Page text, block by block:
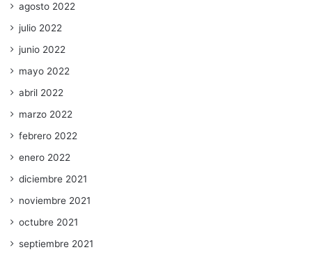
agosto 2022
julio 2022
junio 2022
mayo 2022
abril 2022
marzo 2022
febrero 2022
enero 2022
diciembre 2021
noviembre 2021
octubre 2021
septiembre 2021